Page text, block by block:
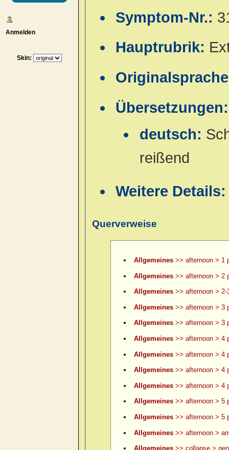
Anmelden
Skin:
Symptom-Nr.:
Hauptrubrik:
Übersetzungen:
deutsch:
reißend
Weitere
Querverweise
Allgemeines>> afternoon > 1
Allgemeines>> afternoon > 2
Allgemeines>> afternoon > 2-
Allgemeines>> afternoon > 3
Allgemeines>> afternoon > 3
Allgemeines>> afternoon > 4
Allgemeines>> afternoon > 4
Allgemeines>> afternoon > 4
Allgemeines>> afternoon > 4
Allgemeines>> afternoon > 5
Allgemeines>> afternoon > 5
Allgemeines>> afternoon >
Allgemeines>> collapse >